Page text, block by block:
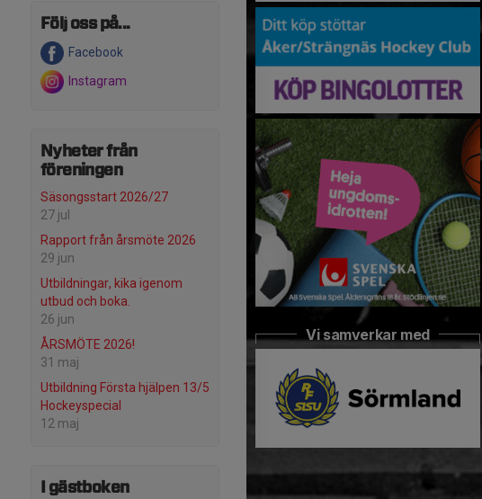
Följ oss på...
Facebook
Instagram
Nyheter från
föreningen
Säsongsstart 2026/27
27 jul
Rapport från årsmöte 2026
29 jun
Utbildningar, kika igenom
utbud och boka.
26 jun
ÅRSMÖTE 2026!
31 maj
Utbildning Första hjälpen 13/5
Hockeyspecial
12 maj
I gästboken
Vi samverkar med